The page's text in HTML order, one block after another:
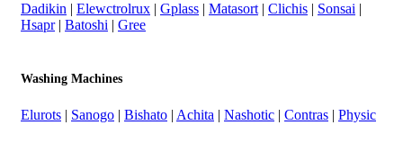
Dadikin | Elewctrolrux | Gplass | Matasort | Clichis | Sonsai |
Hsapr| Batoshi | Gree
Washing Machines
Elurots Sanogo Bishato Achita Nashotic Contras Physic